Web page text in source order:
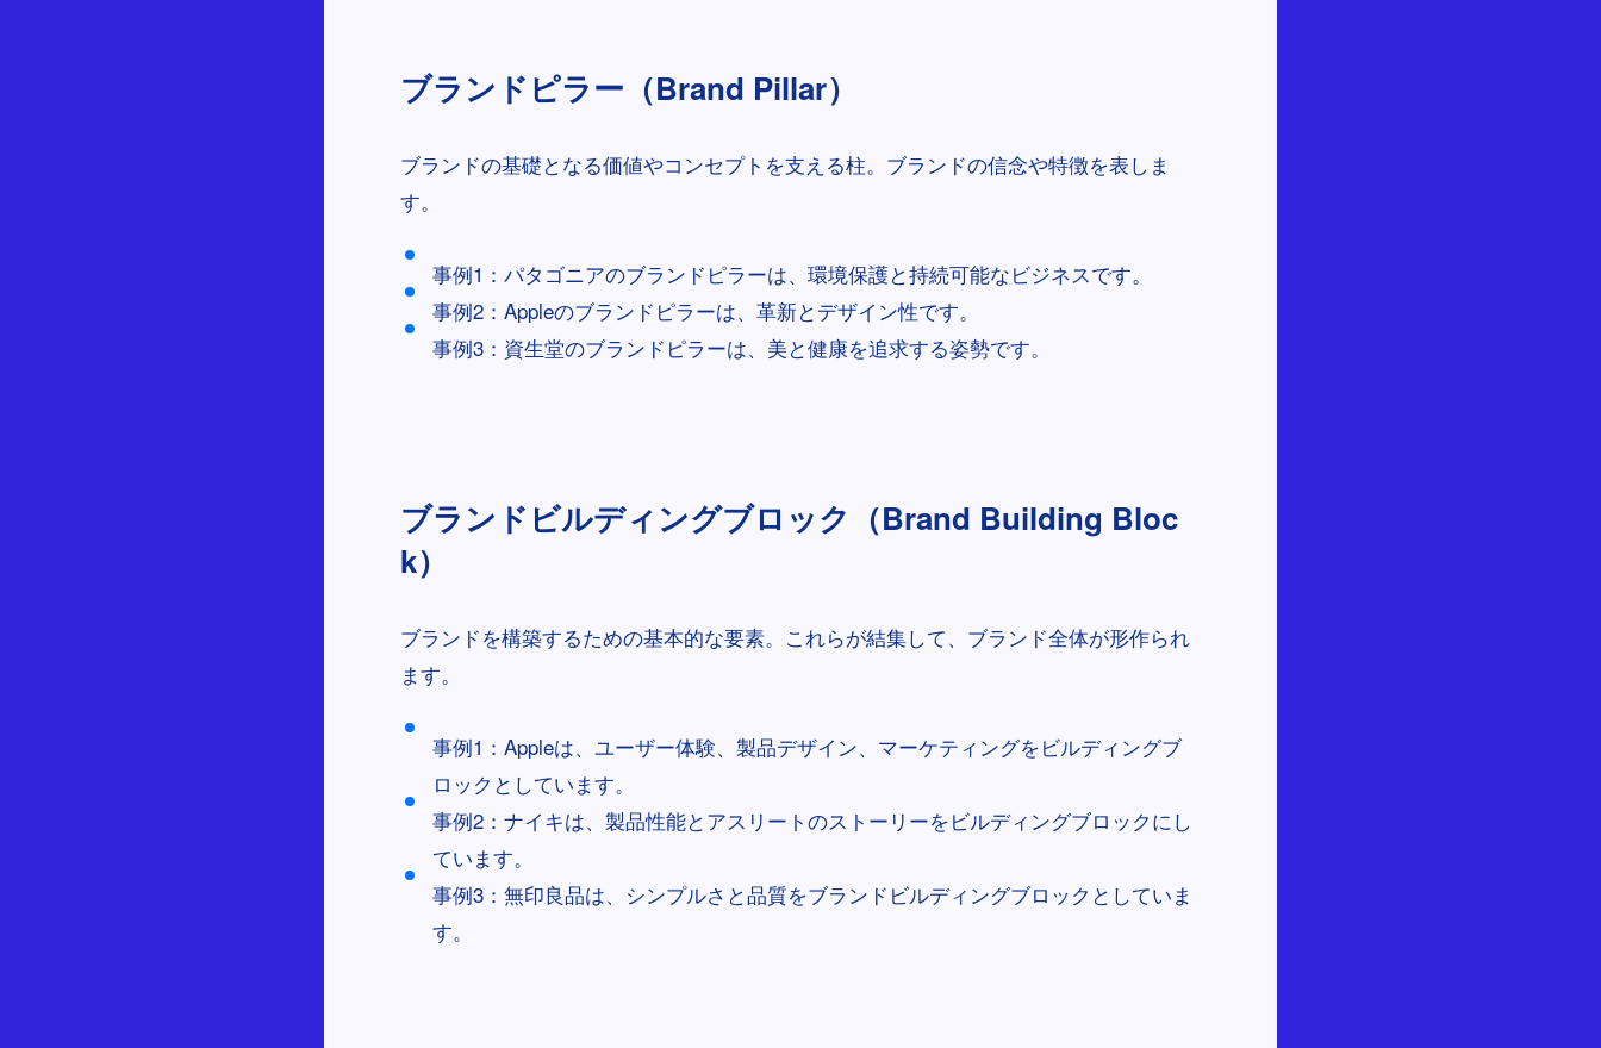
ブランドピラー（Brand Pillar）
ブランドの基礎となる価値やコンセプトを支える柱。ブランドの信念や特徴を表しま
す。
事例1：パタゴニアのブランドピラーは、環境保護と持続可能なビジネスです。
事例2：Appleのブランドピラーは、革新とデザイン性です。
事例3：資生堂のブランドピラーは、美と健康を追求する姿勢です。
ブランドビルディングブロック（Brand Building Bloc
k）
ブランドを構築するための基本的な要素。これらが結集して、ブランド全体が形作られ
ます。
事例1：Appleは、ユーザー体験、製品デザイン、マーケティングをビルディングブ
ロックとしています。
事例2：ナイキは、製品性能とアスリートのストーリーをビルディングブロックにし
ています。
事例3：無印良品は、シンプルさと品質をブランドビルディングブロックとしていま
す。